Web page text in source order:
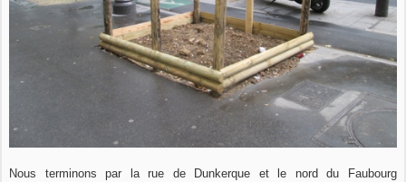
Nous terminons par la rue de Dunkerque et le nord du Faubourg